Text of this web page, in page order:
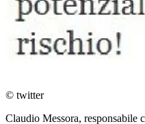
© twitter
Claudio Messora, responsabile